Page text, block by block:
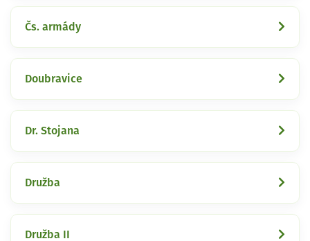
Čs. armády
Doubravice
Dr. Stojana
Družba
Družba II